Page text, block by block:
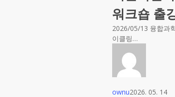
워크숍 출
2026/05/13 융합과
이클링…
ownu2026. 05. 14